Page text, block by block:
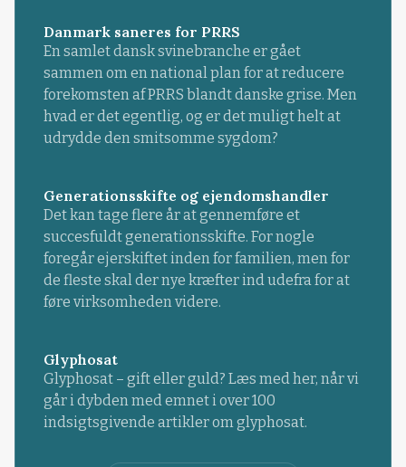
Danmark saneres for PRRS
En samlet dansk svinebranche er gået
sammen om en national plan for at reducere
forekomsten af PRRS blandt danske grise. Men
hvad er det egentlig, og er det muligt helt at
udrydde den smitsomme sygdom?
Generationsskifte og ejendomshandler
Det kan tage flere år at gennemføre et
succesfuldt generationsskifte. For nogle
foregår ejerskiftet inden for familien, men for
de fleste skal der nye kræfter ind udefra for at
føre virksomheden videre.
Glyphosat
Glyphosat – gift eller guld? Læs med her, når vi
går i dybden med emnet i over 100
indsigtsgivende artikler om glyphosat.